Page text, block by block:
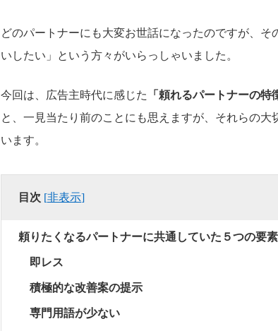
どのパートナーにも大変お世話になったのですが、
いしたい」という方々がいらっしゃいました。
今回は、広告主時代に感じた 「頼れるパートナーの特
と、一見当たり前のことにも思えますが、それらの
います。
目次 [非表示]
頼りたくなるパートナーに共通していた５つの要素
即レス
積極的な改善案の提示
専門用語が少ない